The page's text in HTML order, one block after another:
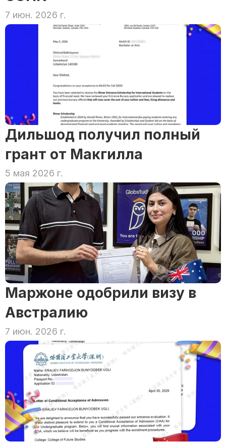
7 июн. 2026 г.
Дильшод получил полный
грант от Макгилла
5 мая 2026 г.
Маржоне одобрили визу в
Австралию
7 июн. 2026 г.